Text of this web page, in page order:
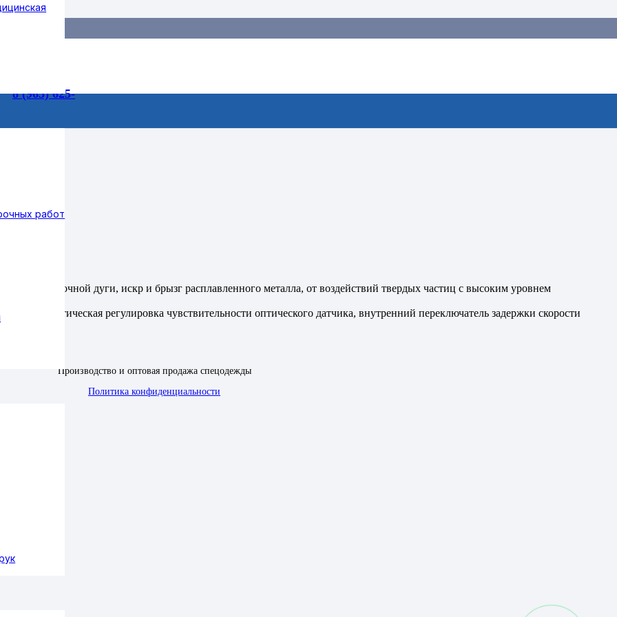
8 (965) 625-
работ
проведении сварочных работ
сварочной дуги, искр и брызг расплавленного металла, от воздействий твердых частиц с высоким уровнем
регулировка чувствительности оптического датчика, внутренний переключатель задержки скорости
Производство и оптовая продажа спецодежды
Политика конфиденциальности